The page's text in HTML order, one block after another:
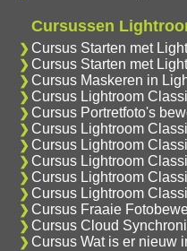
Cursussen
Cursus Starten met
Cursus Starten met
Cursus Maskeren in
Cursus Lightroom
Cursus Portretfoto's
Cursus Lightroom
Cursus Lightroom
Cursus Lightroom
Cursus Lightroom
Cursus Lightroom
Cursus Fraaie
Cursus Cloud
Cursus Wat is er nieuw